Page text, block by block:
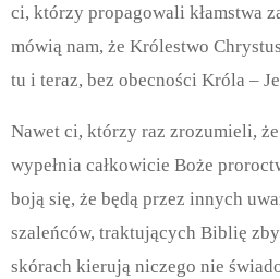
ci, którzy propagowali kłamstwa
mówią nam, że Królestwo
tu i teraz, bez obecności Króla –
Nawet ci, którzy raz zrozumieli,
wypełnia całkowicie Boże
boją się, że będą przez innych
szaleńców, traktujących Biblię
skórach kierują niczego nie